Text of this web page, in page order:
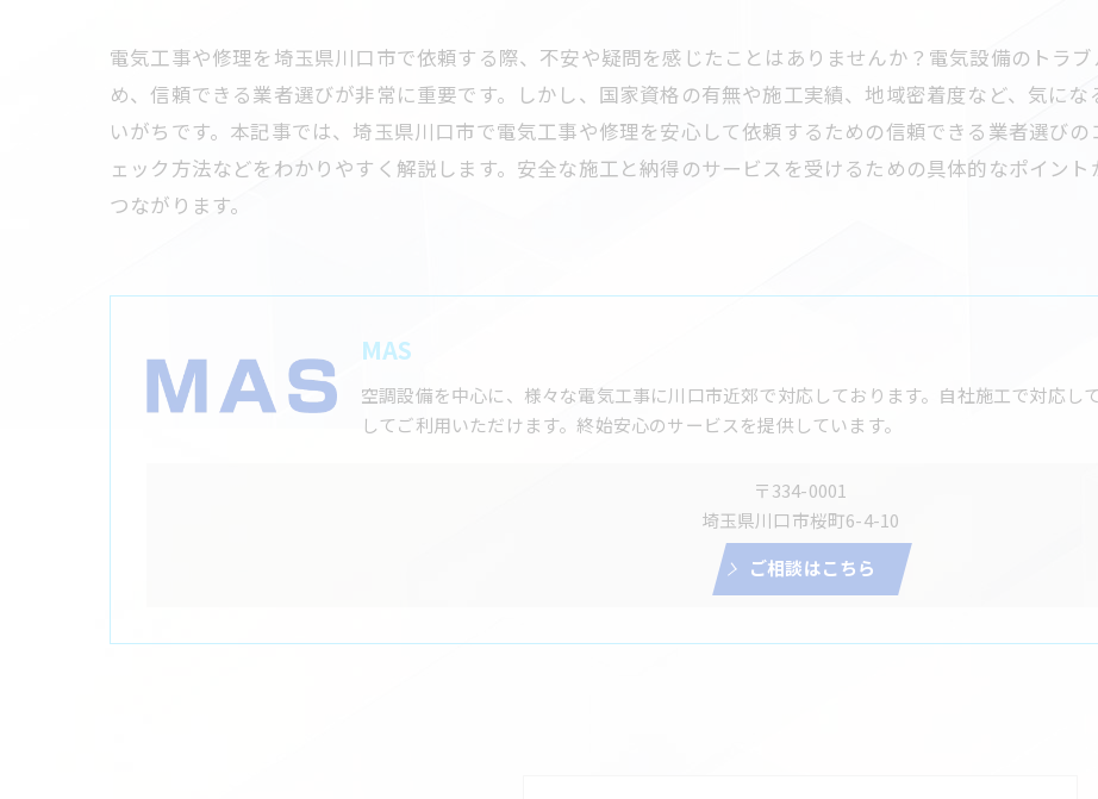
電気工事や修理を埼玉県川口市で依頼する際、不安や疑問を感じたことはありませんか？電気設備のトラ
め、信頼できる業者選びが非常に重要です。しかし、国家資格の有無や施工実績、地域密着度など、気に
いがちです。本記事では、埼玉県川口市で電気工事や修理を安心して依頼するための信頼できる業者選び
ェック方法などをわかりやすく解説します。安全な施工と納得のサービスを受けるための具体的なポイン
つながります。
MAS
空調設備を中心に、様々な電気工事に川口市近郊で対応しております。自社施工で対応し
してご利用いただけます。終始安心のサービスを提供しています。
〒334-0001
埼玉県川口市桜町6-4-10
ご相談はこちら